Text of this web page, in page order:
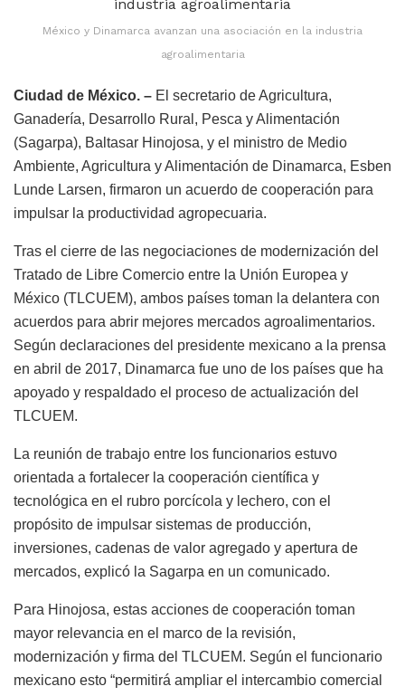
México y Dinamarca avanzan una asociación en la industria
agroalimentaria
Ciudad de México. – El secretario de Agricultura,
Ganadería, Desarrollo Rural, Pesca y Alimentación
(Sagarpa), Baltasar Hinojosa, y el ministro de Medio
Ambiente, Agricultura y Alimentación de Dinamarca, Esben
Lunde Larsen, firmaron un acuerdo de cooperación para
impulsar la productividad agropecuaria.
Tras el cierre de las negociaciones de modernización del
Tratado de Libre Comercio entre la Unión Europea y
México (TLCUEM), ambos países toman la delantera con
acuerdos para abrir mejores mercados agroalimentarios.
Según declaraciones del presidente mexicano a la prensa
en abril de 2017, Dinamarca fue uno de los países que ha
apoyado y respaldado el proceso de actualización del
TLCUEM.
La reunión de trabajo entre los funcionarios estuvo
orientada a fortalecer la cooperación científica y
tecnológica en el rubro porcícola y lechero, con el
propósito de impulsar sistemas de producción,
inversiones, cadenas de valor agregado y apertura de
mercados, explicó la Sagarpa en un comunicado.
Para Hinojosa, estas acciones de cooperación toman
mayor relevancia en el marco de la revisión,
modernización y firma del TLCUEM. Según el funcionario
mexicano esto “permitirá ampliar el intercambio comercial